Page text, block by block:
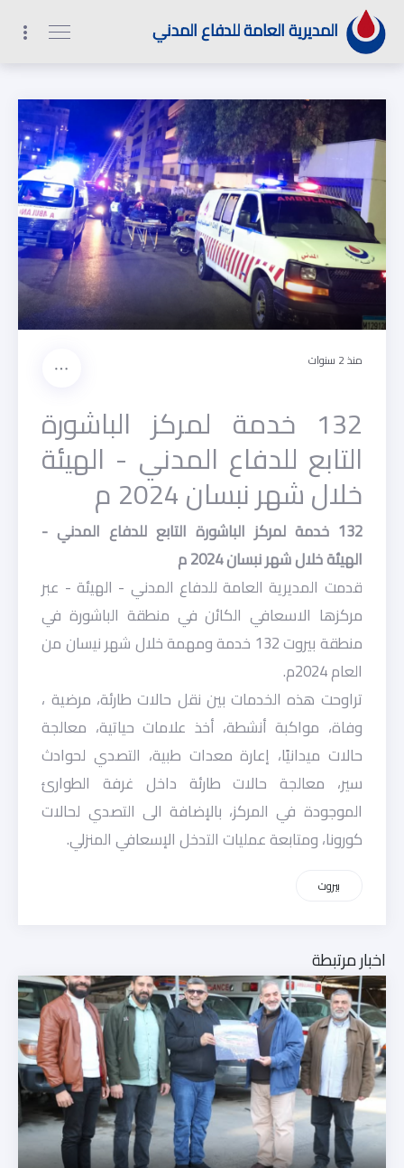
المديرية العامة للدفاع المدني
0
1
منذ 2 سنوات
132 خدمة لمركز الباشورة
التابع للدفاع المدني - الهيئة
خلال شهر نبسان 2024 م
132 خدمة لمركز الباشورة التابع للدفاع المدني -
الهيئة خلال شهر نبسان 2024 م
قدمت المديرية العامة للدفاع المدني - الهيئة - عبر
مركزها الاسعافي الكائن في منطقة الباشورة في
منطقة بيروت 132 خدمة ومهمة خلال شهر نيسان من
العام 2024م.
تراوحت هذه الخدمات بين نقل حالات طارئة، مرضية ،
وفاة، مواكبة أنشطة، أخذ علامات حياتية، معالجة
حالات ميدانيًا، إعارة معدات طبية، التصدي لحوادث
سير، معالجة حالات طارئة داخل غرفة الطوارئ
الموجودة في المركز، بالإضافة الى التصدي لحالات
كورونا، ومتابعة عمليات التدخل الإسعافي المنزلي.
بيروت
اخبار مرتبطة